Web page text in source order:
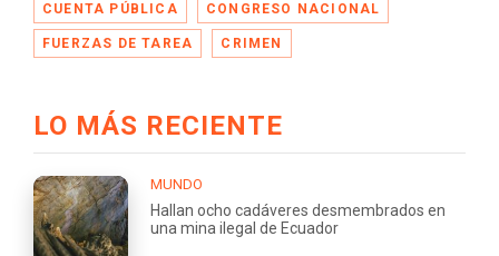
CUENTA PÚBLICA CONGRESO NACIONAL
FUERZAS DE TAREA CRIMEN
LO MÁS RECIENTE
MUNDO
Hallan ocho cadáveres desmembrados en
una mina ilegal de Ecuador